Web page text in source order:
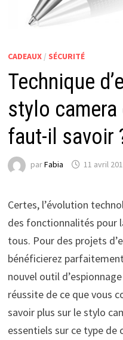
CADEAUX/ SÉCURITÉ
Technique
stylo
faut-il savoir
parFabia 11 avril
Certes, l’évolution
des fonctionnalités pour
tous. Pour des projets
bénéficierez
nouvel outil
réussite de ce que vous
savoir plus sur le stylo
essentiels sur ce type